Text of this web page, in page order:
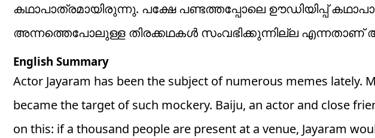
കഥാപാത്രമായിരുന്നു. പക്ഷേ പണ്ടത്തപ്പോലെ ഊഡിയിപ്പ്
അന്നത്തെപോലുള്ള തിരക്കഥകള്‍ സംവഭിക്കുന്നില്ല
English Summary
Actor Jayaram has been the subject of numerous memes lately.
became the target of such mockery. Baiju, an actor and close
on this: if a thousand people are present at a venue, Jayaram